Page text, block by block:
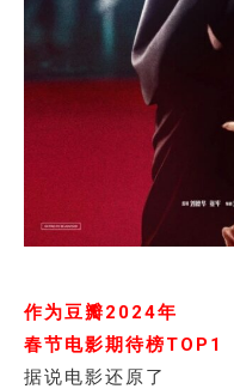
作为豆瓣2024年
春节电影期待榜TOP1
据说电影还原了